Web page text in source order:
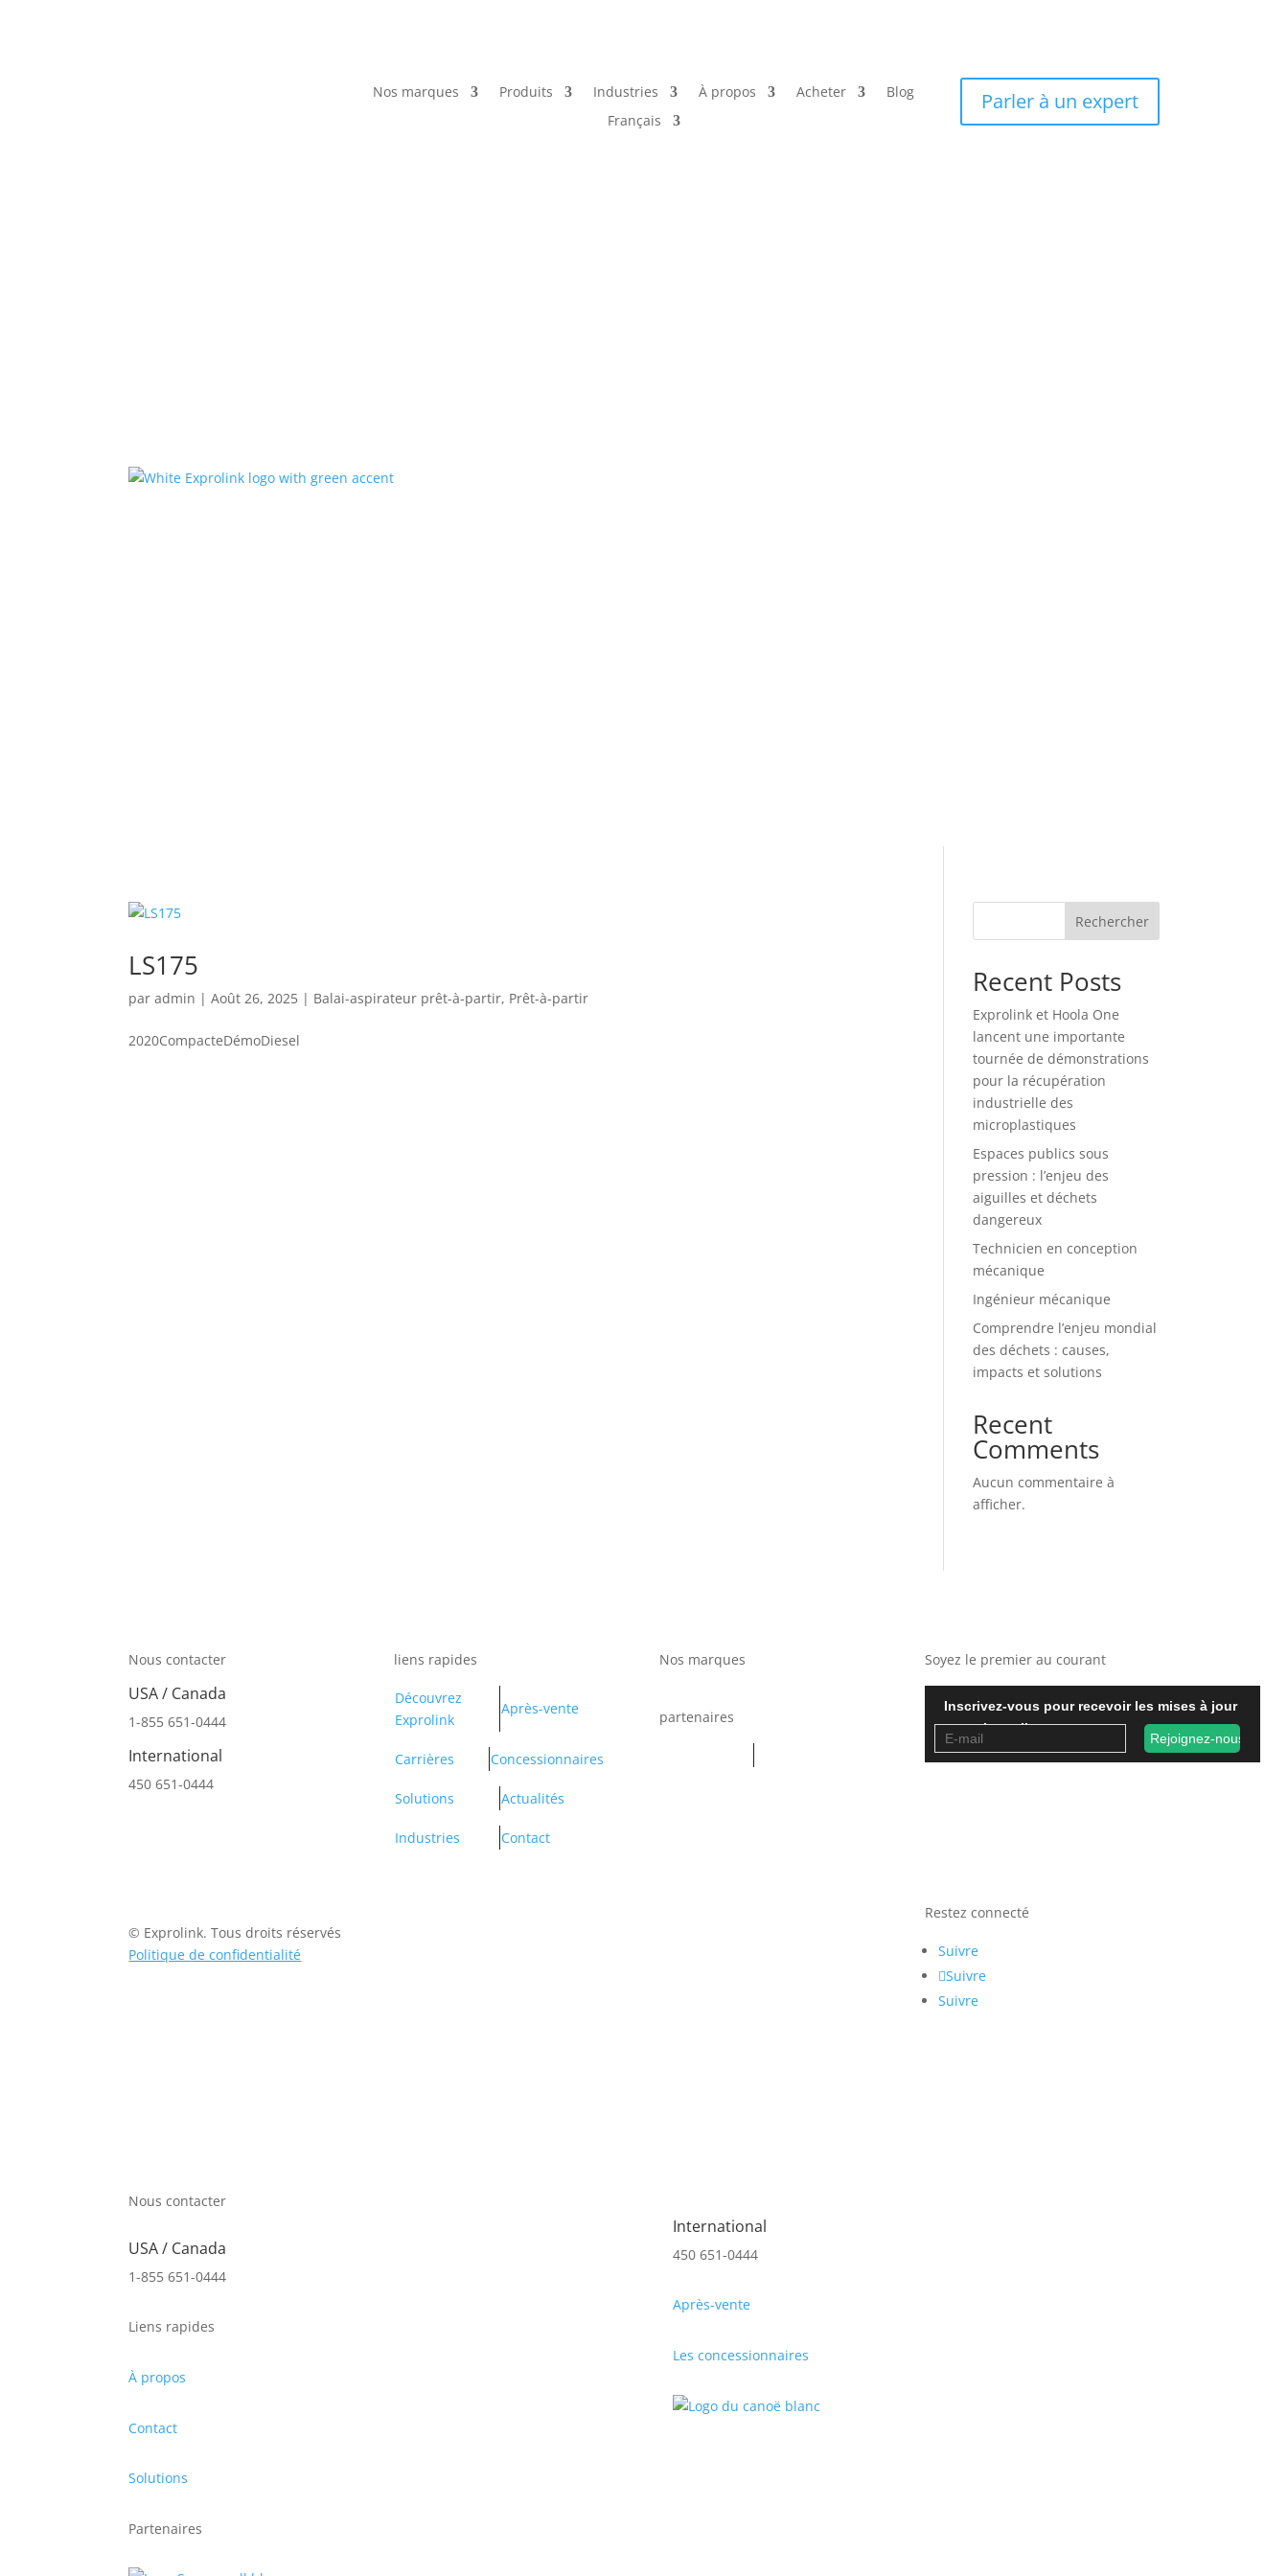
Nos marques Produits Industries À propos Acheter
Blog
Français
Parler à un expert
LS175
paradmin |Août 26, 2025 | Balai-aspirateur prêt-à-partir, Prêt-à-partir
2020CompacteDémoDiesel
Rechercher
Recent Posts
Exprolink et Hoola One
lancent une importante
tournée de démonstrations
pour la récupération
industrielle des
microplastiques
Espaces publics sous
pression : l’enjeu des
aiguilles et déchets
dangereux
Technicien en conception
mécanique
Ingénieur mécanique
Comprendre l’enjeu mondial
des déchets : causes,
impacts et solutions
Recent
Comments
Aucun commentaire à
afficher.
Nous contacter
USA / Canada
1-855 651-0444
International
450 651-0444
liens rapides
Découvrez
Exprolink
Après-vente
Carrières Concessionnaires
Solutions Actualités
Industries Contact
Nos marques
partenaires
Soyez le premier au courant
Inscrivez-vous pour recevoir les mises à jour
occasionnelles
© Exprolink. Tous droits réservés
Politique de confidentialité
Restez connecté
Suivre
Suivre
Suivre
Nous contacter
USA / Canada
1-855 651-0444
Liens rapides
À propos
Contact
Solutions
Partenaires
International
450 651-0444
Après-vente
Les concessionnaires